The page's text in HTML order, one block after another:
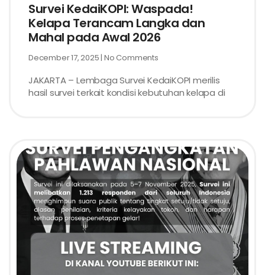
Survei KedaiKOPI: Waspada!
Kelapa Terancam Langka dan
Mahal pada Awal 2026
December 17, 2025 No Comments
JAKARTA – Lembaga Survei KedaiKOPI merilis
hasil survei terkait kondisi kebutuhan kelapa di